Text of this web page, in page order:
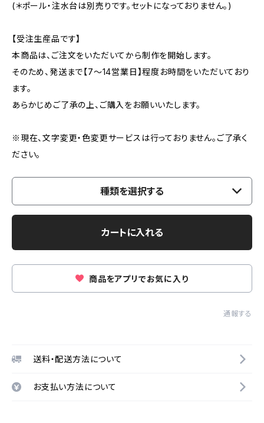
(＊ポール・注水台は別売りです。セットになっておりません。)
【受注生産品です】
本商品は、ご注文をいただいてから制作を開始します。
そのため、発送まで【7〜14営業日】程度お時間をいただいており
ます。
あらかじめご了承の上、ご購入をお願いいたします。
※現在、文字変更・色変更サービスは行っておりません。ご了承く
ださい。
種類を選択する
カートに入れる
商品をアプリでお気に入り
通報する
送料・配送方法について
お支払い方法について